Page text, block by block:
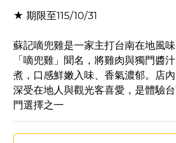
★ 期限至115/10/31
蘇記嘀兜雞是一家主打台南在地風
「嘀兜雞」聞名，將雞肉與獨門醬
煮，口感鮮嫩入味、香氣濃郁。店
深受在地人與觀光客喜愛，是體驗
門選擇之一